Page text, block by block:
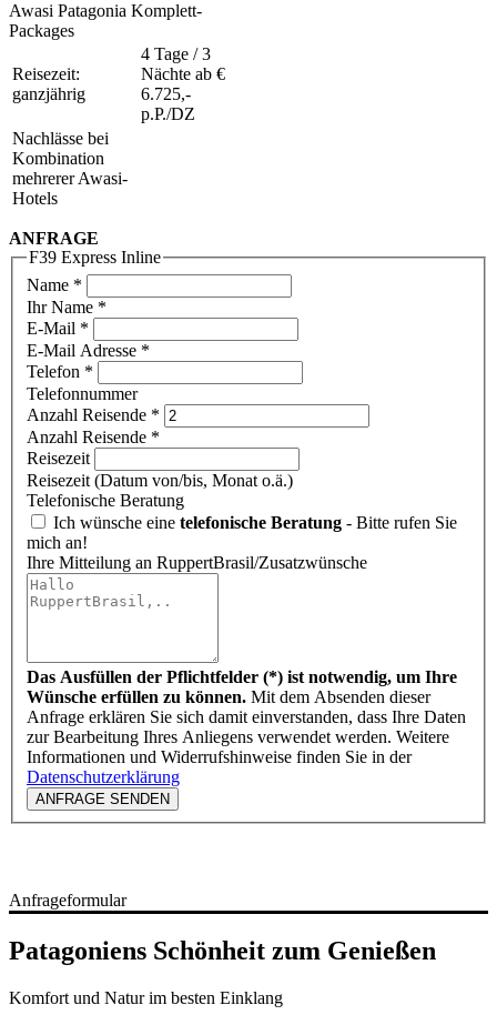
Awasi Patagonia Komplett-
Packages
Reisezeit:
ganzjährig
4 Tage / 3
Nächte ab €
6.725,-
p.P./DZ
Nachlässe bei
Kombination
mehrerer Awasi-
Hotels
ANFRAGE
F39 Express Inline
Name *
Ihr Name *
E-Mail *
E-Mail Adresse *
Telefon *
Telefonnummer
Anzahl Reisende *
Anzahl Reisende *
Reisezeit
Reisezeit (Datum von/bis, Monat o.ä.)
Telefonische Beratung
Ich wünsche eine telefonische Beratung - Bitte rufen Sie
mich an!
Ihre Mitteilung an RuppertBrasil/Zusatzwünsche
Das Ausfüllen der Pflichtfelder (*) ist notwendig, um Ihre
Wünsche erfüllen zu können. Mit dem Absenden dieser
Anfrage erklären Sie sich damit einverstanden, dass Ihre Daten
zur Bearbeitung Ihres Anliegens verwendet werden. Weitere
Informationen und Widerrufshinweise finden Sie in der
Datenschutzerklärung
ANFRAGE SENDEN
Anfrageformular
Patagoniens Schönheit zum Genießen
Komfort und Natur im besten Einklang